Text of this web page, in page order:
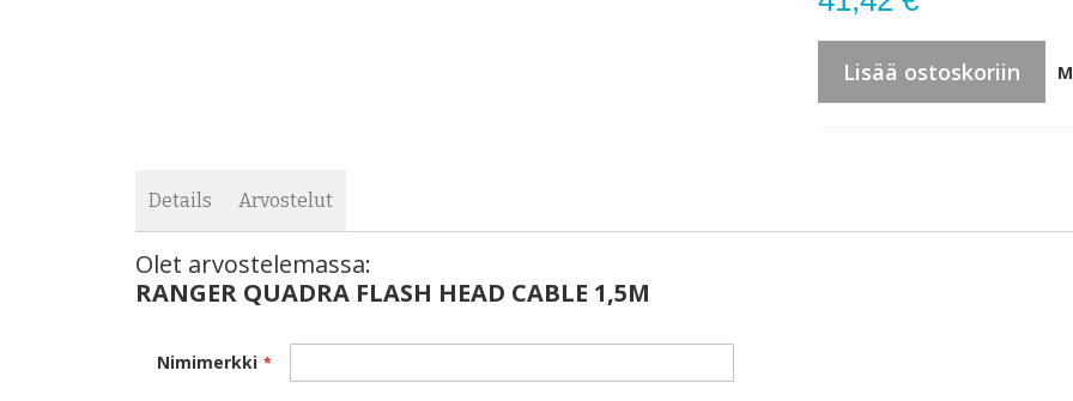
Lisää ostoskoriin
Details Arvostelut
Olet arvostelemassa:
RANGER QUADRA FLASH HEAD CABLE 1,5M
Nimimerkki